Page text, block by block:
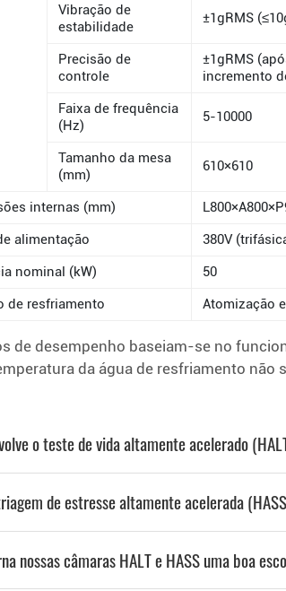
Vibração de
estabilidade
±1gRMS
Precisão de
controle
±1gRMS
incremento
Faixa de frequência
(Hz)
5-10000
Tamanho da mesa
(mm)
610×610
internas (mm)
alimentação
380V
nominal (kW)
50
de resfriamento
Atomização
de desempenho baseiam-se no
da água de resfriamento não
o teste de vida altamente acelerado
de estresse altamente acelerada
nossas câmaras HALT e HASS uma boa